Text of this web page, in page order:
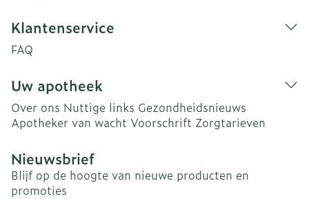
Klantenservice
FAQ
Uw apotheek
Over ons Nuttige links Gezondheidsnieuws
Apotheker van wacht Voorschrift Zorgtarieven
Nieuwsbrief
Blijf op de hoogte van nieuwe producten en
promoties